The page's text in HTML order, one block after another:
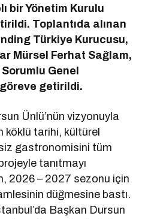
bir Yönetim Kurulu
Toplantıda alınan
Türkiye Kurucusu,
Mürsel Ferhat Sağlam,
Genel
getirildi.
Ünlü’nün vizyonuyla
köklü tarihi, kültürel
gastronomisini tüm
tanıtmayı
2026 – 2027 sezonu için
düğmesine bastı.
Başkan Dursun